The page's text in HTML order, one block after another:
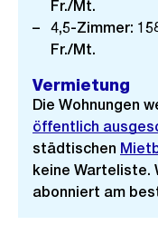
Fr./Mt.
4,5-Zimmer:
Fr./Mt.
Vermietung
Die Wohnungen
öffentlich
städtischen
keine Warteliste.
abonniert am